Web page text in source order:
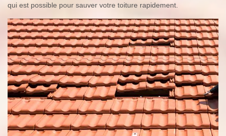
qui est possible pour sauver votre toiture rapidement.